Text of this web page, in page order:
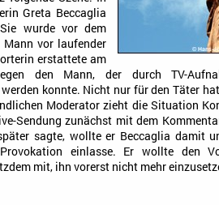
Greta Beccaglia
wurde vor dem
vor laufender
erstattete am
den Mann, der durch TV-
konnte. Nicht nur für den Täter hat
Moderator zieht die Situation
Sendung zunächst mit dem
sagte, wollte er Beccaglia damit
einlasse. Er wollte den
mit, ihn vorerst nicht mehr